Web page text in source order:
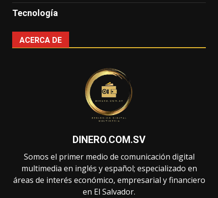
Tecnología
ACERCA DE
DINERO.COM.SV
Somos el primer medio de comunicación digital
multimedia en inglés y español; especializado en
áreas de interés económico, empresarial y financiero
en El Salvador.